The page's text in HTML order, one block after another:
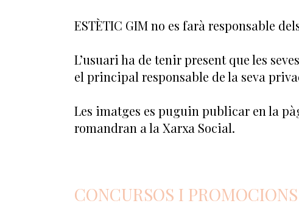
ESTÈTIC GIM no es farà responsable
L’usuari ha de tenir present que les
el principal responsable de la seva
Les imatges es puguin publicar en la
romandran a la Xarxa Social.
CONCURSOS I PROMOCIONS